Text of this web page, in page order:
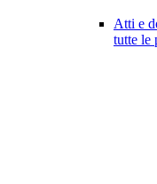
Atti e
tutte le